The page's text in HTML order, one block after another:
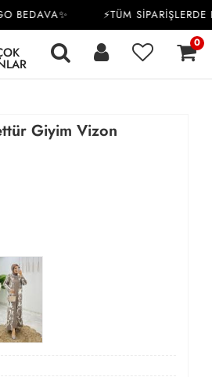
⚡TÜM SİPARİŞLERDE
0
Giyim Vizon